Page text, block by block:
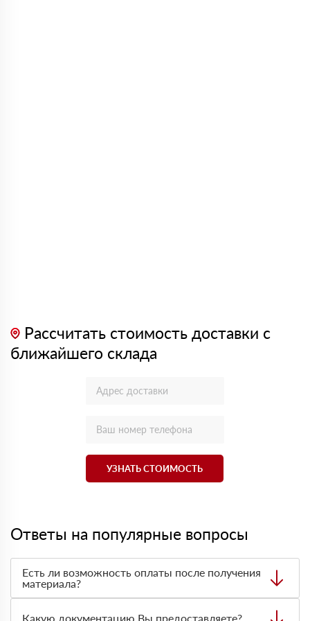
Рассчитать стоимость доставки с
ближайшего склада
УЗНАТЬ СТОИМОСТЬ
Ответы на популярные вопросы
Есть ли возможность оплаты после получения
материала?
оплата по факту получения товара. При этом, если
Какую документацию Вы предоставляете?